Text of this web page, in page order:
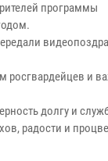
программы
росгвардейцев и
долгу и
радости и